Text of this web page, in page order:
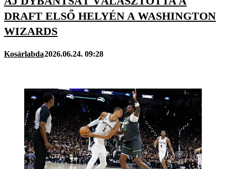
DRAFT ELSŐ HELYÉN A WASHINGTON
WIZARDS
Kosárlabda2026.06.24. 09:28